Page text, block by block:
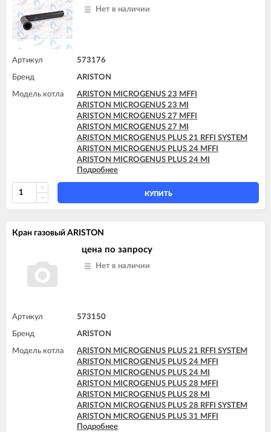
Нет в наличии
Артикул 573176
Бренд ARISTON
Модель котла
ARISTON MICROGENUS 23 MFFI
ARISTON MICROGENUS 23 MI
ARISTON MICROGENUS 27 MFFI
ARISTON MICROGENUS 27 MI
ARISTON MICROGENUS PLUS 21 RFFI SYSTEM
ARISTON MICROGENUS PLUS 24 MFFI
ARISTON MICROGENUS PLUS 24 MI
ARISTON MICROGENUS PLUS 28 MFFI
ARISTON MICROGENUS PLUS 28 MI
ARISTON MICROGENUS PLUS 28 RFFI SYSTEM
ARISTON MICROGENUS PLUS 31 MFFI
ARISTON MICROGENUS PLUS 31 RI SYSTEM
ARISTON TX 23 MFFI
ARISTON TX 27 MFFI
Подробнее
КУПИТЬ
Кран газовый ARISTON
цена по запросу
Нет в наличии
Артикул 573150
Бренд ARISTON
Модель котла
ARISTON MICROGENUS PLUS 21 RFFI SYSTEM
ARISTON MICROGENUS PLUS 24 MFFI
ARISTON MICROGENUS PLUS 24 MI
ARISTON MICROGENUS PLUS 28 MFFI
ARISTON MICROGENUS PLUS 28 MI
ARISTON MICROGENUS PLUS 28 RFFI SYSTEM
ARISTON MICROGENUS PLUS 31 MFFI
ARISTON MICROGENUS PLUS 31 RFFI SYSTEM
Подробнее